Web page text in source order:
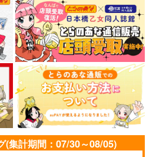
(集計期間：07/30～08/05)